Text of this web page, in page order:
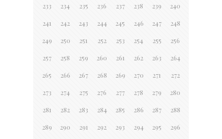
233 234 235 236 237 238 239 240
241 242 243 244 245 246 247 248
249 250 251 252 253 254 255 256
257 258 259 260 261 262 263 264
265 266 267 268 269 270 271 272
273 274 275 276 277 278 279 280
281 282 283 284 285 286 287 288
289 290 291 292 293 294 295 296